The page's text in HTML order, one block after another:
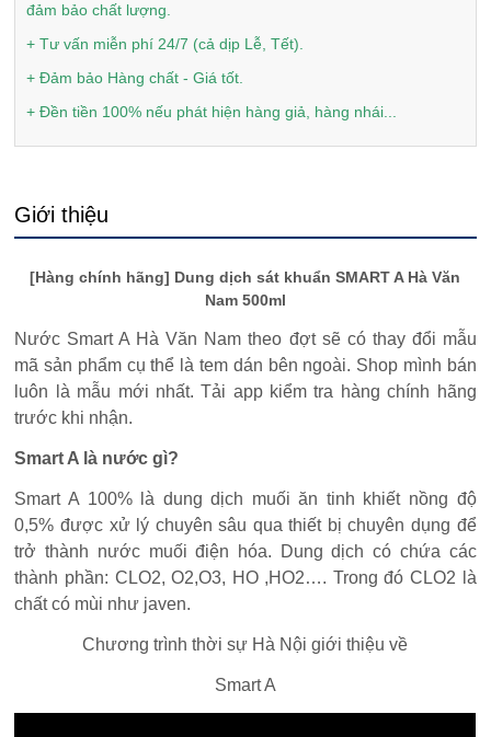
đảm bảo chất lượng.
+ Tư vấn miễn phí 24/7 (cả dịp Lễ, Tết).
+ Đảm bảo Hàng chất - Giá tốt.
+ Đền tiền 100% nếu phát hiện hàng giả, hàng nhái...
Giới thiệu
[Hàng chính hãng] Dung dịch sát khuẩn SMART A Hà Văn
Nam 500ml
Nước Smart A Hà Văn Nam theo đợt sẽ có thay đổi mẫu
mã sản phẩm cụ thể là tem dán bên ngoài. Shop mình bán
luôn là mẫu mới nhất. Tải app kiểm tra hàng chính hãng
trước khi nhận.
Smart A là nước gì?
Smart A 100% là dung dịch muối ăn tinh khiết nồng độ
0,5% được xử lý chuyên sâu qua thiết bị chuyên dụng để
trở thành nước muối điện hóa. Dung dịch có chứa các
thành phần: CLO2, O2,O3, HO ,HO2…. Trong đó CLO2 là
chất có mùi như javen.
Chương trình thời sự Hà Nội giới thiệu về
Smart A